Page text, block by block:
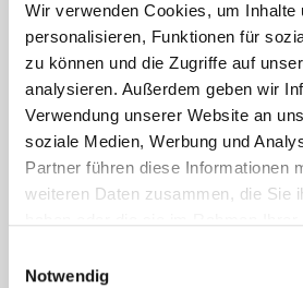
Wir verwenden Cookies, um Inhalte
personalisieren, Funktionen für
zu können und die Zugriffe auf
analysieren. Außerdem geben wir
Verwendung unserer Website an
soziale Medien, Werbung und
Partner führen diese Informationen
weiteren Daten zusammen, die Sie
Notwendig
Welche Faktoren
Platinpreis beim Verkauf?
Sind Platinbarren ein
Geschenk oder
Ist es möglich Edelmetalle
Registrierung /